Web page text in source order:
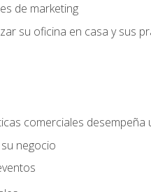
de marketing
su oficina en casa y sus
comerciales desempeña
negocio